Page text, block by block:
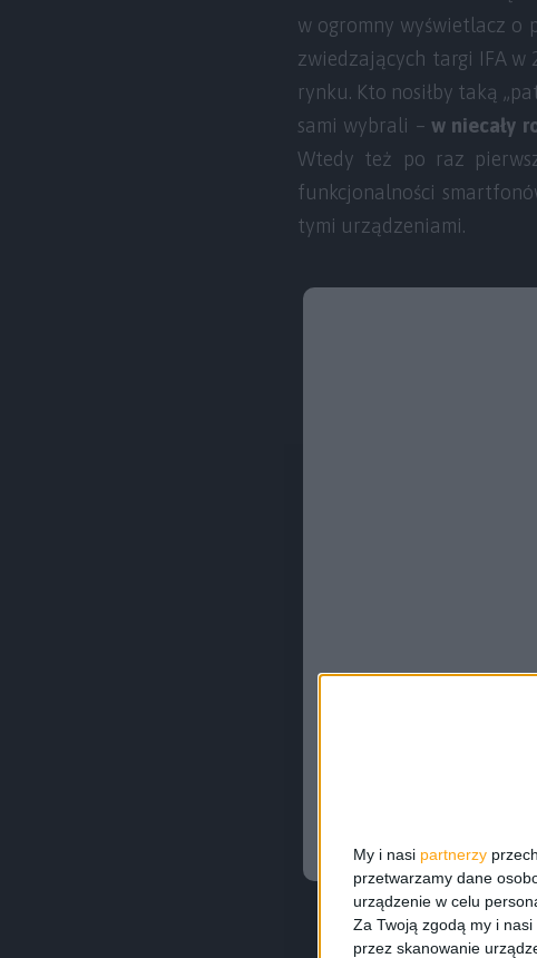
My i nasi partnerzy
przetwarzamy dane
urządzenie w celu
Za Twoją zgodą my i
przez skanowanie
w ogromny wyświetlacz o
zwiedzających targi IFA w
rynku. Kto nosiłby taką
sami wybrali – w niecały
Wtedy też po raz
funkcjonalności
tymi urządzeniami.